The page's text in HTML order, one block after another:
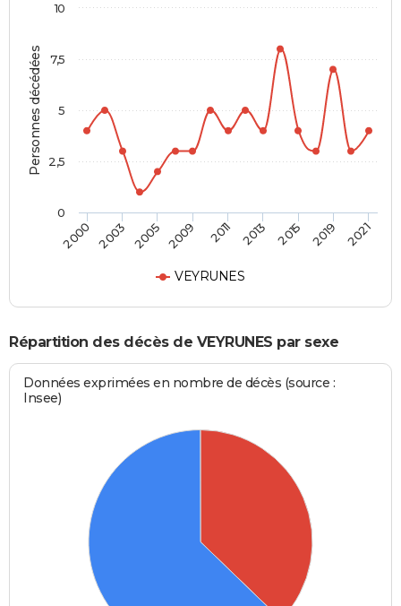
Personnes décédées
VEYRUNES
2000 2003 2005 2009 2011 2013 2015 2019 2021
0
10
2,5
5
7,5
Répartition des décès de VEYRUNES par sexe
Données exprimées en nombre de décès (source :
Insee)